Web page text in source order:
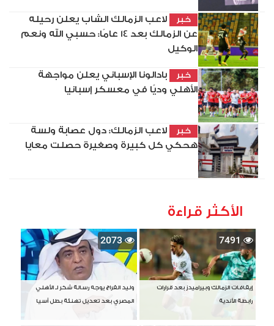
خبر
لاعب الزمالك الشاب يعلن رحيله
عن الزمالك بعد 14 عامًا: حسبي الله ونعم
الوكيل
خبر
بادالونا الإسباني يعلن مواجهة
الأهلي وديًا في معسكر إسبانيا
خبر
لاعب الزمالك: دول عصابة ولسة
هحكي كل كبيرة وصغيرة حصلت معايا
الأكثر قراءة
7491
إيقافات الزمالك وبيراميدز بعد قرارات
رابطة الأندية
2073
وليد الفراج يوجه رسالة شكر لـ الأهلي
المصري بعد تعديل تهنئة بطل آسيا